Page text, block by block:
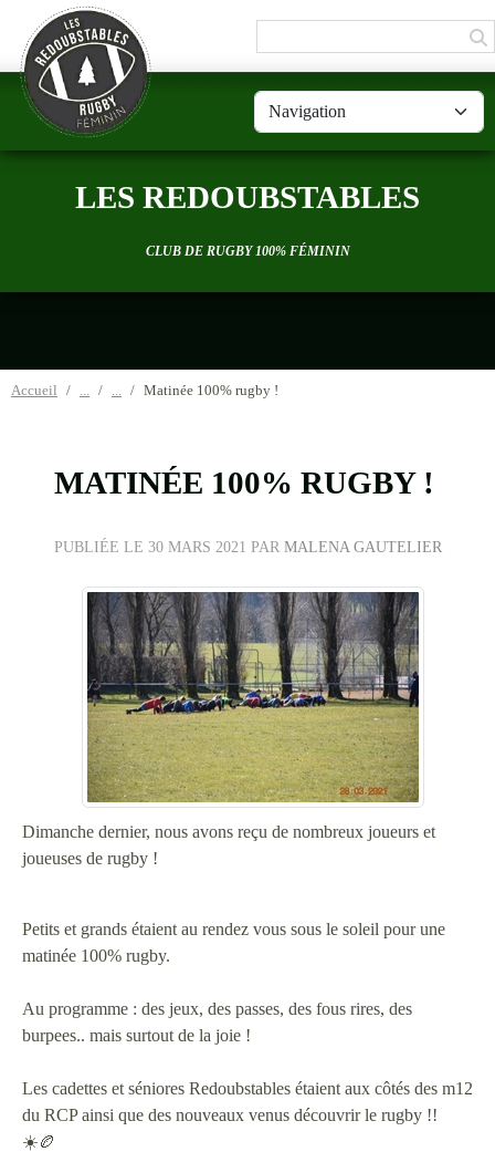
LES REDOUBSTABLES
CLUB DE RUGBY 100% FÉMININ
Accueil Matinée 100% rugby !
MATINÉE 100% RUGBY !
PUBLIÉE LE 30 MARS 2021 PAR MALENA GAUTELIER
Dimanche dernier, nous avons reçu de nombreux joueurs et
joueuses de rugby !
Petits et grands étaient au rendez vous sous le soleil pour une
matinée 100% rugby.
Au programme : des jeux, des passes, des fous rires, des
burpees.. mais surtout de la joie !
Les cadettes et séniores Redoubstables étaient aux côtés des m12
du RCP ainsi que des nouveaux venus découvrir le rugby !!
☀️🏉
Panneau de gestion des cookies